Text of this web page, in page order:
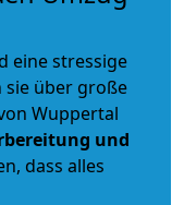
eine stressige
sie über große
Wuppertal
und
dass alles